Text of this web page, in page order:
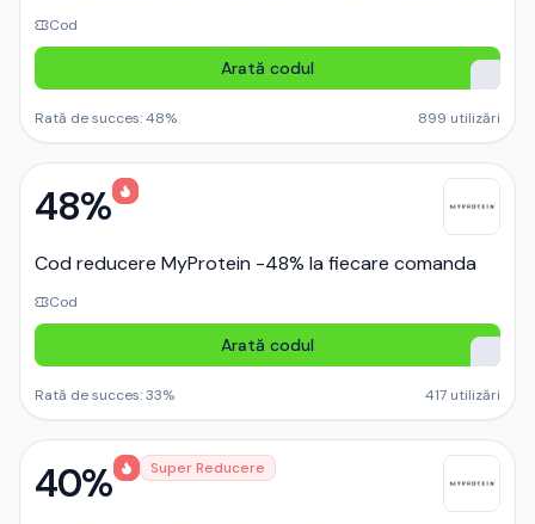
Cod
Arată codul
Rată de succes:48% 899 utilizări
48%
Cod reducere MyProtein -48% la fiecare comanda
Cod
Arată codul
Rată de succes:33% 417 utilizări
40% Super Reducere